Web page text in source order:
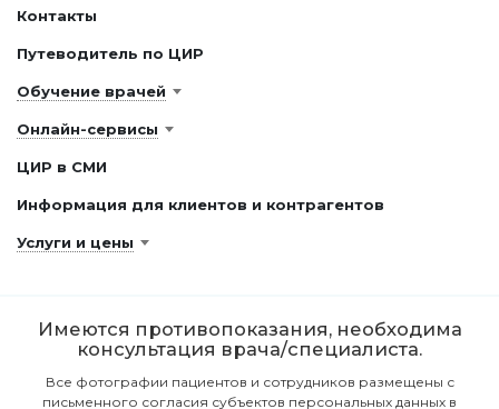
Контакты
Путеводитель по ЦИР
Обучение врачей
Онлайн-сервисы
ЦИР в СМИ
Информация для клиентов и контрагентов
Услуги и цены
Имеются противопоказания, необходима
консультация врача/специалиста.
Все фотографии пациентов и сотрудников размещены с
письменного согласия субъектов персональных данных в